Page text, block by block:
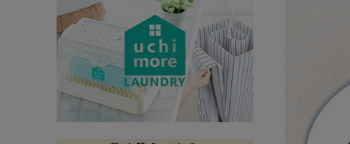
ご利用ガイド
プライバシーポリシー
特定商取引法について
会社概要
お問い合わせ